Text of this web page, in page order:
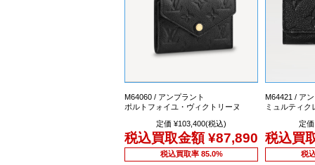
M64060 / アンプラント
ポルトフォイユ・ヴィクトリーヌ
定価 ¥103,400(税込)
税込買取金額¥87,890
税込買取率 85.0%
M64421 / ア
ミュルティク
定
税込買
税